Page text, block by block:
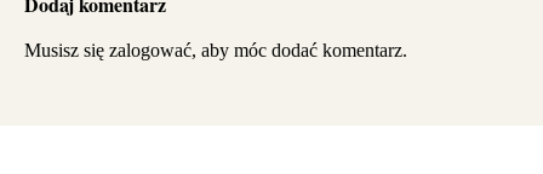
Musisz się zalogować, aby móc dodać komentarz.